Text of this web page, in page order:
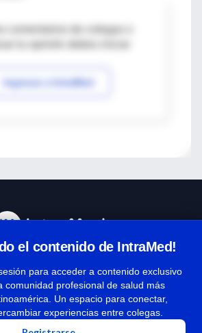
comentarios de colegas o
Ingresar a IntraMed
el contenido de IntraMed!
para acceder a contenido exclusivo
comunidad profesional de salud más
Un espacio para conectar,
experiencias entre colegas.
Términos y condiciones
Políticas de privacidad